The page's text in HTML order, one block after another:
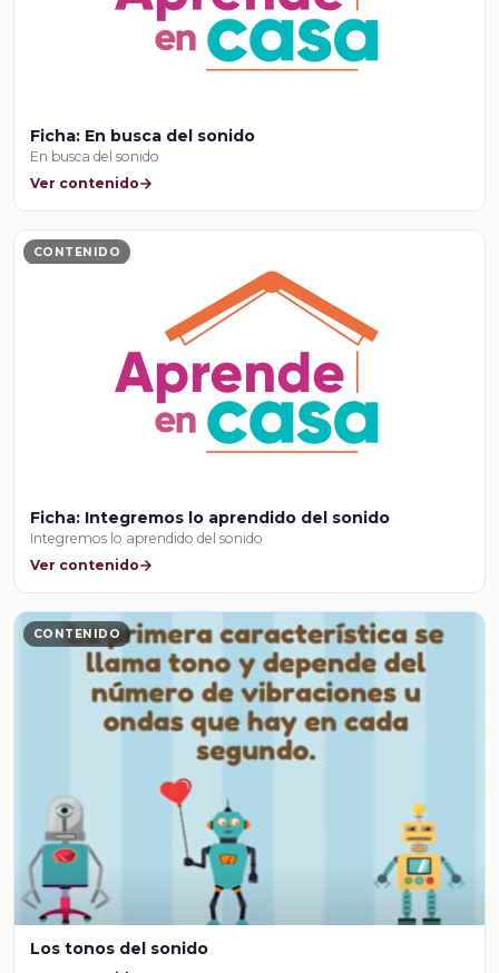
Ficha: En busca del sonido
En busca del sonido
Ver contenido
CONTENIDO
Ficha: Integremos lo aprendido del sonido
Integremos lo aprendido del sonido
Ver contenido
CONTENIDO
Los tonos del sonido